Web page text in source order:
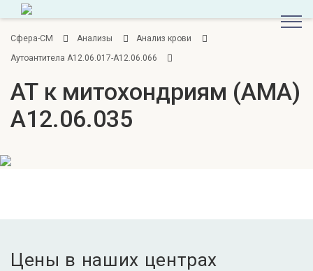
Сфера-СМ Анализы
Анализ крови
Аутоантитела A12.06.017-A12.06.066
АТ к митохондриям (AMA)
A12.06.035
Цены в наших центрах